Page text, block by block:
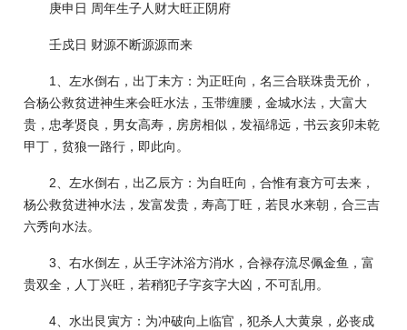
庚申日 周年生子人财大旺正阴府
壬戍日 财源不断源源而来
1、左水倒右，出丁未方：为正旺向，名三合联珠贵无价，
合杨公救贫进神生来会旺水法，玉带缠腰，金城水法，大富大
贵，忠孝贤良，男女高寿，房房相似，发福绵远，书云亥卯未乾
甲丁，贫狼一路行，即此向。
2、左水倒右，出乙辰方：为自旺向，合惟有衰方可去来，
杨公救贫进神水法，发富发贵，寿高丁旺，若艮水来朝，合三吉
六秀向水法。
3、右水倒左，从壬字沐浴方消水，合禄存流尽佩金鱼，富
贵双全，人丁兴旺，若稍犯子字亥字大凶，不可乱用。
4、水出艮寅方：为冲破向上临官，犯杀人大黄泉，必丧成